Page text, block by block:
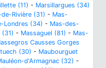
(11) - Marsillargues (34)
Rivière (31) - Mas-
Londres (34) - Mas-des-
(31) - Massaguel (81) - Mas-
Causses Gorges
(30) - Maubourguet
d'Armagnac (32) -